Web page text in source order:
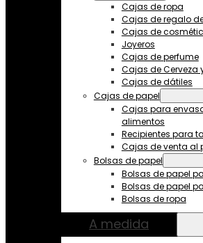
Cajas de ropa
Cajas de regalo
Cajas de
Joyeros
Cajas de perfume
Cajas de Cerveza
Cajas de dátiles
Cajas de papel
Cajas para
alimentos
Recipientes para
Cajas de venta al
Bolsas de papel
Bolsas de papel
Bolsas de papel
Bolsas de ropa
A medida